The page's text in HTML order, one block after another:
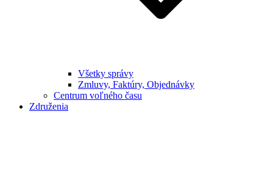
Všetky správy
Zmluvy, Faktúry, Objednávky
Centrum voľného času
Združenia